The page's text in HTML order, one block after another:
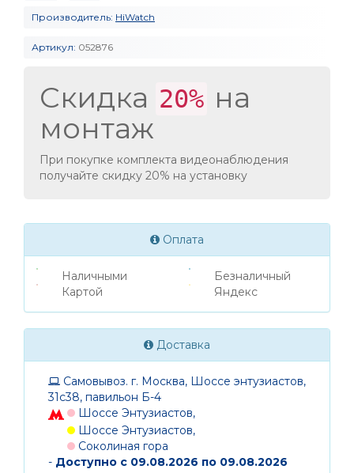
Производитель: HiWatch
Артикул: 052876
Скидка 20% на
монтаж
При покупке комплекта видеонаблюдения
получайте скидку 20% на установку
Оплата
Наличными
Картой
Безналичный
Яндекс
Доставка
Самовывоз. г. Москва, Шоссе энтузиастов,
31с38, павильон Б-4
Шоссе Энтузиастов,
Шоссе Энтузиастов,
Соколиная гора
- Доступно с 09.08.2026 по 09.08.2026